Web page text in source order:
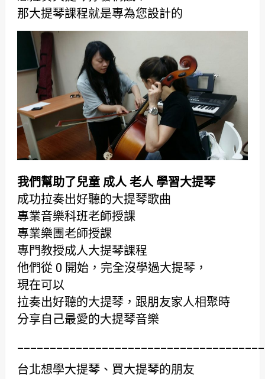
那大提琴課程就是專為您設計的
我們幫助了兒童 成人 老人 學習大提琴
成功拉奏出好聽的大提琴歌曲
專業音樂科班老師授課
專業樂團老師授課
專門教授成人大提琴課程
他們從 0 開始，完全沒學過大提琴，
現在可以
拉奏出好聽的大提琴，跟朋友家人相聚時
分享自己最愛的大提琴音樂
台北想學大提琴、買大提琴的朋友